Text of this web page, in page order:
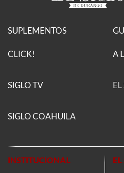
SUPLEMENTOS
CLICK! A
SIGLO TV
SIGLO COAHUILA
INSTITUCIONAL
EL